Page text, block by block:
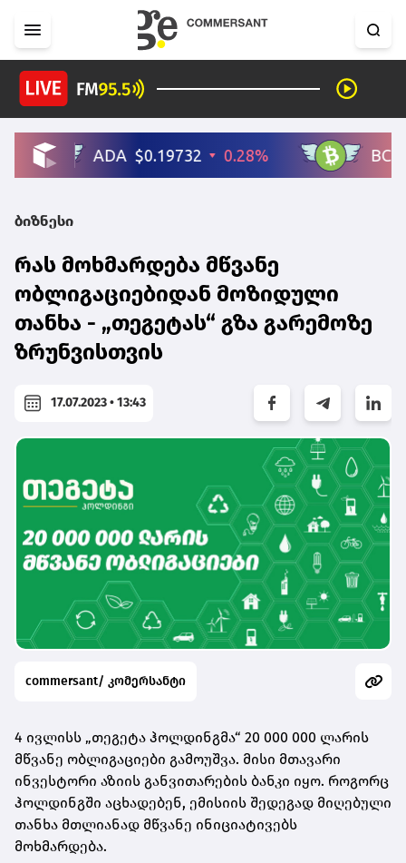
ბიზნესი
რას მოხმარდება მწვანე
ობლიგაციებიდან მოზიდული
თანხა - „თეგეტას“ გზა გარემოზე
ზრუნვისთვის
17.07.2023 • 13:43
commersant/ კომერსანტი
4 ივლისს „თეგეტა ჰოლდინგმა“ 20 000 000 ლარის
მწვანე ობლიგაციები გამოუშვა. მისი მთავარი
ინვესტორი აზიის განვითარების ბანკი იყო. როგორც
ჰოლდინგში აცხადებენ, ემისიის შედეგად მიღებული
თანხა მთლიანად მწვანე ინიციატივებს
მოხმარდება.